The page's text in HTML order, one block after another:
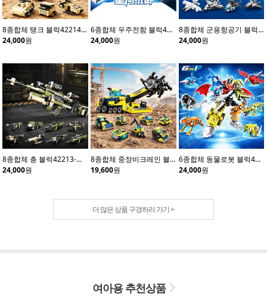
8종합체 탱크 블럭42214(8개입)
24,000원
6종합체 우주전함 블럭41113(6개입)
24,000원
8종합체 군용항공기 블럭42212(8개입)
24,000원
8종합체 총 블럭42213-카키(8개입)
24,000원
8종합체 중장비크레인 블럭42210(8개입)
19,600원
6종합체 동물로봇 블럭41114(6개입)
24,000원
더 많은 상품 구경하러 가기 >
여아용 추천상품